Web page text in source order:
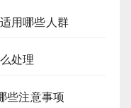
用哪些人群
处理
些注意事项